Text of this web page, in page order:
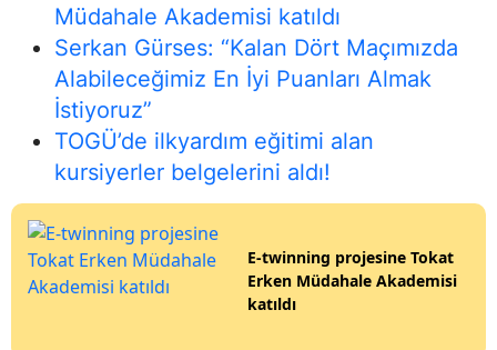
Müdahale Akademisi katıldı
Serkan Gürses: “Kalan Dört Maçımızda
Alabileceğimiz En İyi Puanları Almak
İstiyoruz”
TOGÜ’de ilkyardım eğitimi alan
kursiyerler belgelerini aldı!
E-twinning projesine Tokat
Erken Müdahale Akademisi
katıldı